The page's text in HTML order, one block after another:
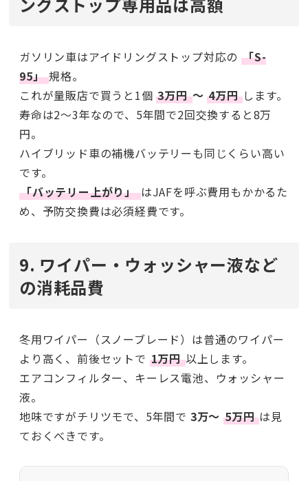
ガソリン車はアイドリングストップ対応の 「S-
95」規格。
これが量販店で買うと1個3万円〜4万円します。
寿命は2〜3年なので、5年間で2回交換すると8万
円。
ハイブリッド車の補機バッテリーも同じくらい高い
です。
「バッテリー上がり」はJAFを呼ぶ費用もかかるた
め、予防交換費は必須経費です。
9. ワイパー・ウォッシャー液など
の消耗品費
冬用ワイパー（スノーブレード）は普通のワイパー
より高く、前後セットで 1万円以上します。
エアコンフィルター、キーレス電池、ウォッシャー
液。
地味ですがチリツモで、5年間で 3万〜5万円は見
ておくべきです。